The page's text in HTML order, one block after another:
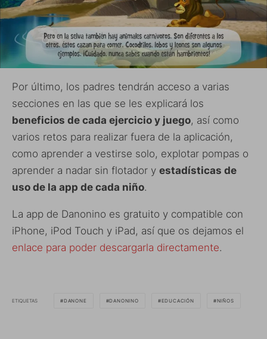
Por último, los padres tendrán acceso a varias
secciones en las que se les explicará los
beneficios de cada ejercicio y juego, así como
varios retos para realizar fuera de la aplicación,
como aprender a vestirse solo, explotar pompas o
aprender a nadar sin flotador y estadísticas de
uso de la app de cada niño.
La app de Danonino es gratuito y compatible con
iPhone, iPod Touch y iPad, así que os dejamos el
enlace para poder descargarla directamente.
ETIQUETAS DANONE DANONINO EDUCACIÓN NIÑOS